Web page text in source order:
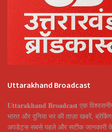
Uttarakhand Broadcast
Uttarakhand Broadcast एक
भारत और दुनिया भर की ताज़ा खबरें,
अपडेट्स सबसे पहले और सटीक जानकारी के